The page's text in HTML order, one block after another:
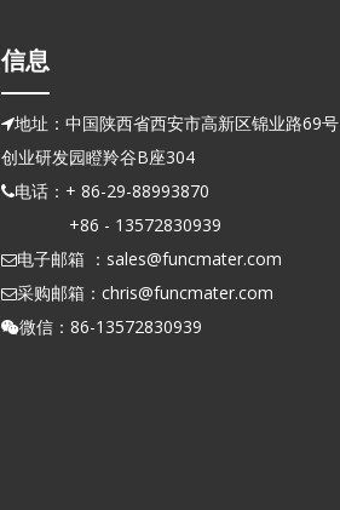
信息
地址：中国陕西省西安市高新区锦业路69号
创业研发园瞪羚谷B座304
电话：+ 86-29-88993870
+86 - 13572830939
电子邮箱 ： sales@funcmater.com
采购邮箱： chris@funcmater.com
微信：86-13572830939